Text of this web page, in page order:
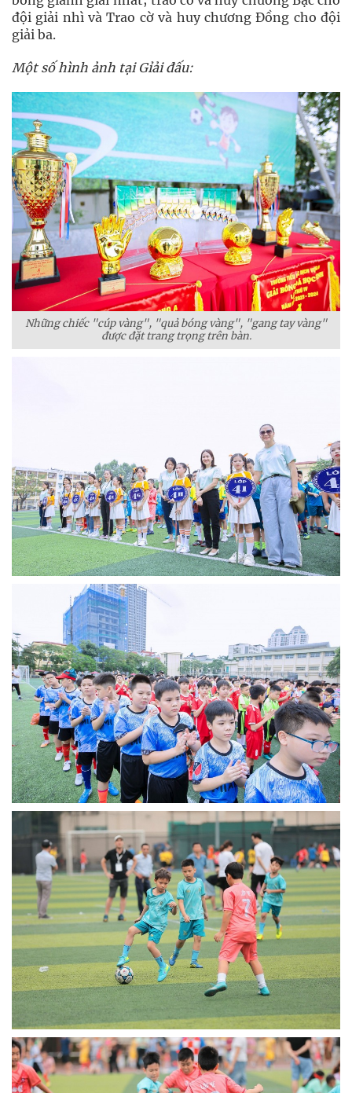
đội giải nhì và Trao cờ và huy chương Đồng cho đội
giải ba.
Một số hình ảnh tại Gỉải đấu:
Những chiếc "cúp vàng", "quả bóng vàng", "gang tay vàng"
được đặt trang trọng trên bàn.